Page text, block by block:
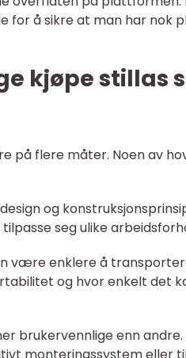
for å sikre at man har nok
kjøpe stillas
på flere måter. Noen av
og
seg ulike
være enklere å
og hvor enkelt det
brukervennlige enn